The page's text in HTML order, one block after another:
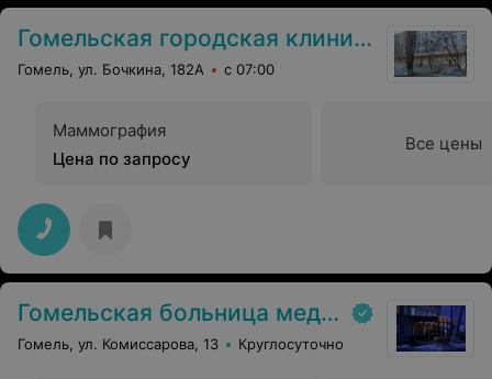
Гомельская городская клиническая поликлиника № 2
Гомель, ул. Бочкина, 182А с 07:00
Маммография
Цена по запросу
Все цены
Гомельская больница медпомощи
Гомель, ул. Комиссарова, 13 Круглосуточно